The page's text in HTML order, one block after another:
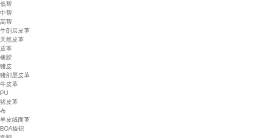
低帮
中帮
高帮
牛剖层皮革
天然皮革
皮革
橡胶
猪皮
猪剖层皮革
牛皮革
PU
猪皮革
布
羊皮绒面革
BOA旋钮